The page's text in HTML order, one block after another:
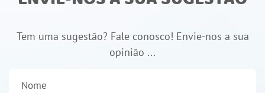
Tem uma sugestão? Fale conosco! Envie-nos a sua
opinião ...
Nome